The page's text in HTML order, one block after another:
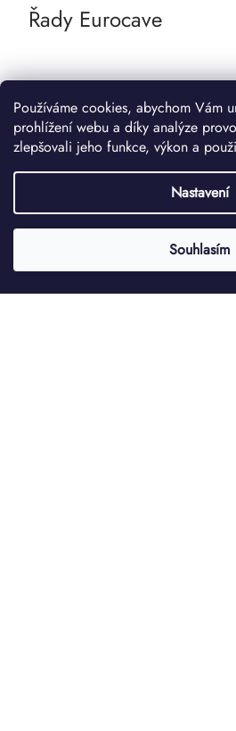
Používáme cookies, abychom Vám
prohlížení webu a díky analýze
zlepšovali jeho funkce, výkon a
Nastavení
Souhlasím
Řady Eurocave